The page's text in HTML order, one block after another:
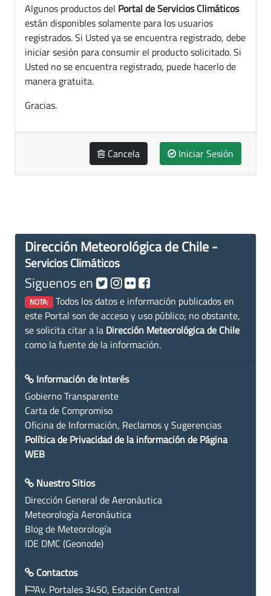
Algunos productos del Portal de Servicios Climáticos
están disponibles solamente para los usuarios
registrados. Si Usted ya se encuentra registrado, debe
iniciar sesión para consumir el producto solicitado. Si
Usted no se encuentra registrado, puede hacerlo de
manera gratuita.
Gracias.
Cancela Iniciar Sesión
Dirección Meteorológica de Chile -
Servicios Climáticos
Siguenos en
NOTA: Todos los datos e información publicados en
este Portal son de acceso y uso público; no obstante,
se solicita citar a la Dirección Meteorológica de Chile
como la fuente de la información.
Información de Interés
Gobierno Transparente
Carta de Compromiso
Oficina de Información, Reclamos y Sugerencias
Política de Privacidad de la información de Página
WEB
Nuestro Sitios
Dirección General de Aeronáutica
Meteorología Aeronáutica
Blog de Meteorología
IDE DMC (Geonode)
Contactos
Av. Portales 3450, Estación Central